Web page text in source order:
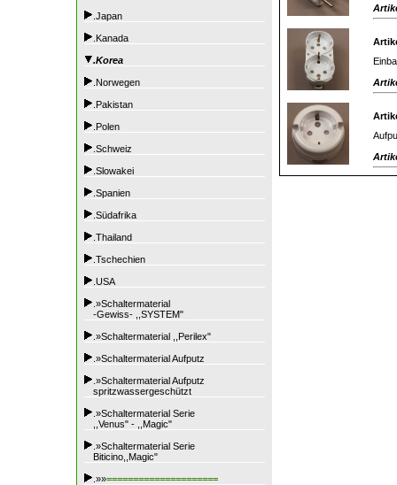
.Japan
.Kanada
.Korea
.Norwegen
.Pakistan
.Polen
.Schweiz
.Slowakei
.Spanien
.Südafrika
.Thailand
.Tschechien
.USA
.»Schaltermaterial
-Gewiss- ,,SYSTEM"
.»Schaltermaterial ,,Perilex"
.»Schaltermaterial Aufputz
.»Schaltermaterial Aufputz
spritzwassergeschützt
.»Schaltermaterial Serie
,,Venus" - ,,Magic"
.»Schaltermaterial Serie
Biticino,,Magic"
.»»=====================